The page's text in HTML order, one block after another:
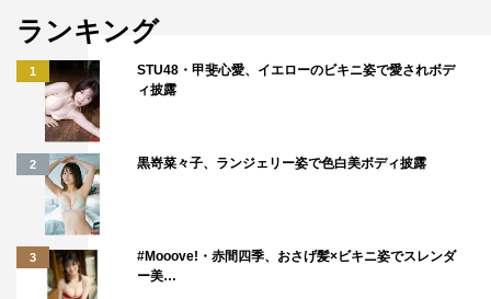
5組目
候補者：藤井ペイジ（飛石連休）
片桐とのユニット名：鼻の下Mods（はなのしたもっず）
6組目
候補者：ツクロークン＆越田You（芸人）
片桐とのユニット名：片桐クン
7組目
ランキング
1
STU48・甲斐心愛、イエローのビキニ姿で愛されボデ
ィ披露
2 黒嵜菜々子、ランジェリー姿で色白美ボディ披露
3
#Mooove!・赤間四季、おさげ髪×ビキニ姿でスレンダ
ー美…